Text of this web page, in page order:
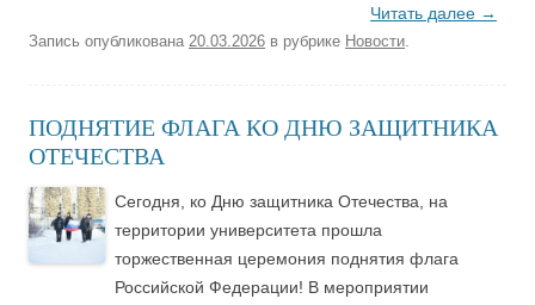
Читать далее →
Запись опубликована 20.03.2026 в рубрике Новости.
ПОДНЯТИЕ ФЛАГА КО ДНЮ ЗАЩИТНИКА
ОТЕЧЕСТВА
Сегодня, ко Дню защитника Отечества, на
территории университета прошла
торжественная церемония поднятия флага
Российской Федерации! В мероприятии